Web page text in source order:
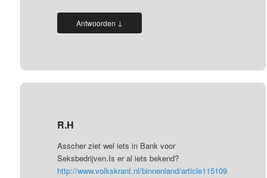
Antwoorden ↓
R.H
Asscher ziet wel iets in Bank voor
Seksbedrijven.Is er al iets bekend?
http://www.volkskrant.nl/binnenland/article115109